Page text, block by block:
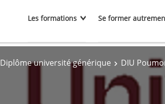
Les formations Se former
Diplôme université générique DIU